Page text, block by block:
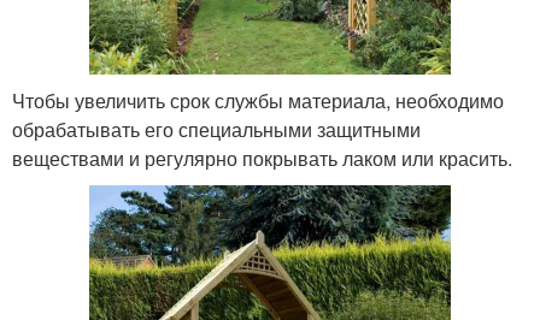
Чтобы увеличить срок службы материала, необходимо
обрабатывать его специальными защитными
веществами и регулярно покрывать лаком или красить.